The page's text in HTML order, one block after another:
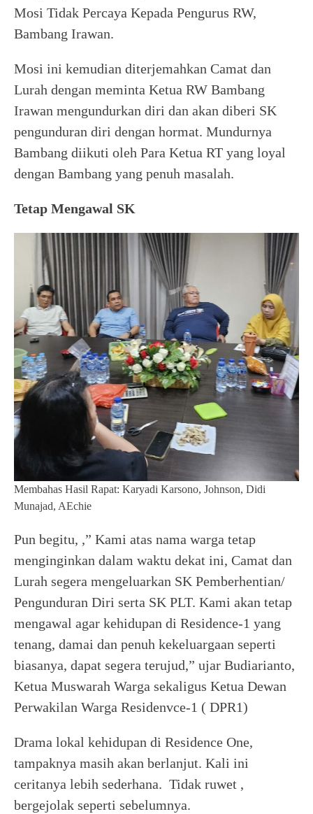
Mosi Tidak Percaya Kepada Pengurus RW,
Bambang Irawan.
Mosi ini kemudian diterjemahkan Camat dan
Lurah dengan meminta Ketua RW Bambang
Irawan mengundurkan diri dan akan diberi SK
pengunduran diri dengan hormat. Mundurnya
Bambang diikuti oleh Para Ketua RT yang loyal
dengan Bambang yang penuh masalah.
Tetap Mengawal SK
Membahas Hasil Rapat: Karyadi Karsono, Johnson, Didi
Munajad, AEchie
Pun begitu, ,” Kami atas nama warga tetap
menginginkan dalam waktu dekat ini, Camat dan
Lurah segera mengeluarkan SK Pemberhentian/
Pengunduran Diri serta SK PLT. Kami akan tetap
mengawal agar kehidupan di Residence-1 yang
tenang, damai dan penuh kekeluargaan seperti
biasanya, dapat segera terujud,” ujar Budiarianto,
Ketua Muswarah Warga sekaligus Ketua Dewan
Perwakilan Warga Residenvce-1 ( DPR1)
Drama lokal kehidupan di Residence One,
tampaknya masih akan berlanjut. Kali ini
ceritanya lebih sederhana. Tidak ruwet ,
bergejolak seperti sebelumnya.